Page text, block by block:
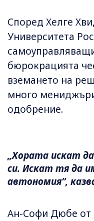
Според Хелге
Университета
бюрокрацията
вземането на
много
одобрение.
„Хората искат
си. Искат тя да
автономия“,
Ан-Софи Дюбе от